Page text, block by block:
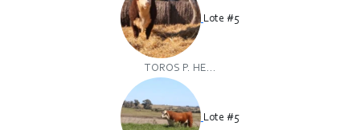
Lote #5
TOROS P. HE...
Lote #5